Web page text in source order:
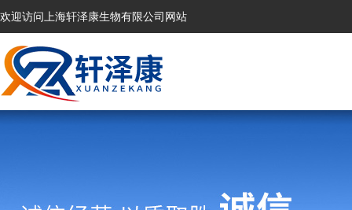
欢迎访问上海轩泽康生物有限公司网站